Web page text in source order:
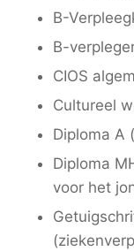
B-
B-
CIOS
Cultureel
Diploma A
Diploma
voor het